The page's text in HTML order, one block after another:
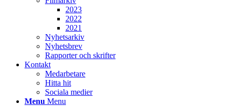
2023
2022
2021
Nyhetsarkiv
Nyhetsbrev
Rapporter och skrifter
Kontakt
Medarbetare
Hitta hit
Sociala medier
Menu Menu